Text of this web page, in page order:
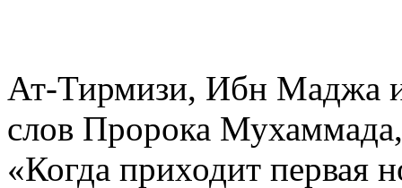
Ат-Тирмизи, Ибн Маджа
слов Пророка
«Когда приходит первая